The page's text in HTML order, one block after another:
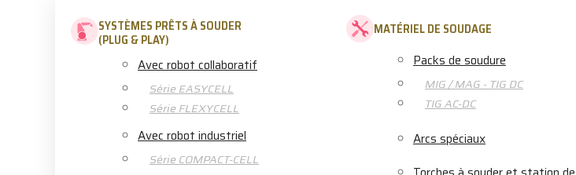
SYSTÈMES PRÊTS À SOUDER
(PLUG & PLAY)
Avec robot collaboratif
Série EASYCELL
Série FLEXYCELL
Avec robot industriel
Série COMPACT-CELL
MATÉRIEL DE SOUDAGE
Packs de soudure
MIG / MAG - TIG DC
TIG AC-DC
Arcs spéciaux